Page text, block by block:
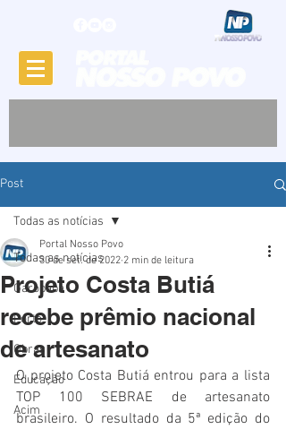
Post
Todas as notícias
Garopaba
Porto
Obras
Educação
Acim
Todas as notícias
Projeto Costa Butiá
recebe prêmio nacional
de artesanato
Portal Nosso Povo
30 de set. de 2022 2 min de leitura
O projeto Costa Butiá entrou para a lista
TOP 100 SEBRAE de artesanato
brasileiro. O resultado da 5ª edição do